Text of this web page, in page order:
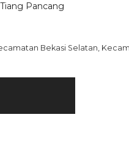
Tiang Pancang
Bekasi Selatan,